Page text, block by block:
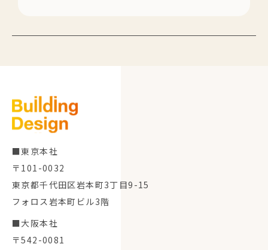
■東京本社
〒101-0032
東京都千代田区岩本町3丁目9-15
フォロス岩本町ビル3階
■大阪本社
〒542-0081